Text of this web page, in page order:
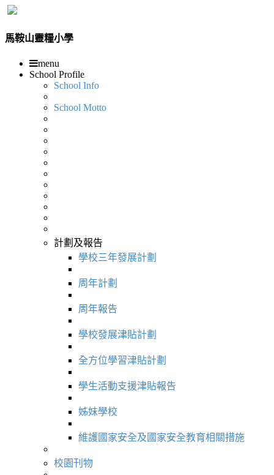
馬鞍山靈糧小學
menu
School Profile
School Info
School Motto
計劃及報告
學校三年發展計劃
周年計劃
周年報告
學校發展津貼計劃
全方位學習津貼計劃
學生活動支援津貼報告
姊妹學校
維護國家安全及國家安全教育相關措施
校園刊物